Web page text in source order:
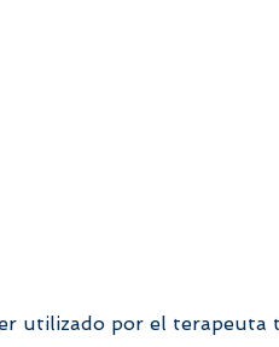
utilizado por el terapeuta